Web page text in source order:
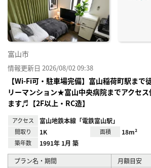
富山市
情報更新日 2026/08/02 09:38
【Wi-Fi可・駐車場完備】富山稲荷町駅まで
リーマンション★富山中央病院までアクセ
ます♬【2F以上・RC造】
アクセス 富山地鉄本線「電鉄富山駅」
間取り 1K 面積 18m²
築年数 1991年 1月 築
プラン名・期間 月額目安